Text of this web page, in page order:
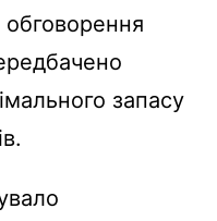
обговорення
запасу